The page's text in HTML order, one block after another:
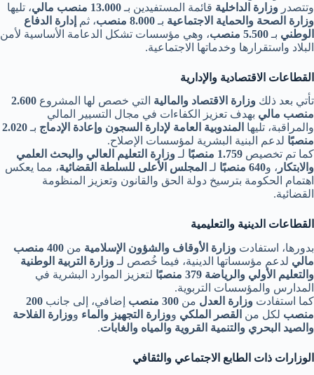
وتتصدر وزارة الداخلية قائمة المستفيدين بـ 13.000 منصب مالي
، تليها
وزارة الصحة والحماية الاجتماعية بـ 8.000 منصب ، ثم إدارة الدفاع
الوطني بـ 5.500 منصب
، وهي مؤسسات تشكل الدعامة الأساسية لأمن
البلاد واستقرارها وخدماتها الاجتماعية.
القطاعات الاقتصادية والإدارية
تأتي بعد ذلك وزارة الاقتصاد والمالية التي خصص لها المشروع 2.600
منصب مالي بهدف تعزيز الكفاءات في مجال التسيير المالي
والمراقبة، تليها المندوبية العامة لإدارة السجون وإعادة الإدماج بـ2.020
منصبًا لدعم البنية البشرية لمؤسسات الإصلاح.
كما تم تخصيص 1.759 منصبًا لـوزارة التعليم العالي والبحث العلمي
والابتكار ، و640 منصبًا لـ المجلس الأعلى للسلطة القضائية، مما يعكس
اهتمام الحكومة بترسيخ دولة الحق والقانون وتعزيز المنظومة
القضائية.
القطاعات الدينية والتعليمية
بدورها، استفادت وزارة الأوقاف والشؤون الإسلامية من
400 منصب
مالي لدعم مؤسساتها الدينية، فيما خُصص لـ وزارة التربية الوطنية
والتعليم الأولي والرياضة 379 منصبًا
لتعزيز الموارد البشرية في
المدارس والمؤسسات التربوية.
كما استفادت وزارة العدل من 300 منصب إضافي، إلى جانب 200
منصب لكل من القصر الملكي ووزارة التجهيز والماء ووزارة الفلاحة
والصيد البحري والتنمية القروية والمياه والغابات.
الوزارات ذات الطابع الاجتماعي والثقافي